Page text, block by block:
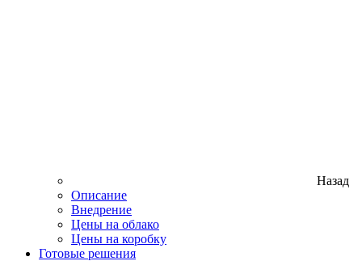
Назад
Описание
Внедрение
Цены на облако
Цены на коробку
Готовые решения